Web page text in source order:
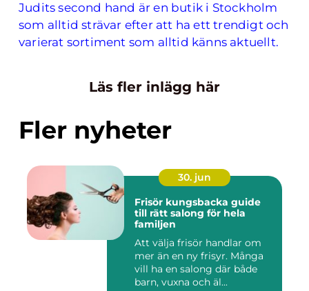
Judits second hand är en butik i Stockholm
som alltid strävar efter att ha ett trendigt och
varierat sortiment som alltid känns aktuellt.
Läs fler inlägg här
Fler nyheter
30. jun
Frisör kungsbacka guide
till rätt salong för hela
familjen
Att välja frisör handlar om
mer än en ny frisyr. Många
vill ha en salong där både
barn, vuxna och äl...